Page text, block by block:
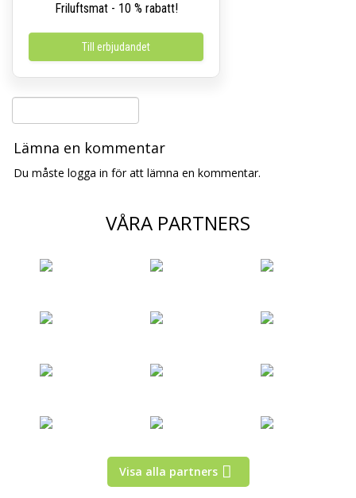
Friluftsmat - 10 % rabatt!
Till erbjudandet
Lämna en kommentar
Du måste logga in för att lämna en kommentar.
VÅRA PARTNERS
Visa alla partners